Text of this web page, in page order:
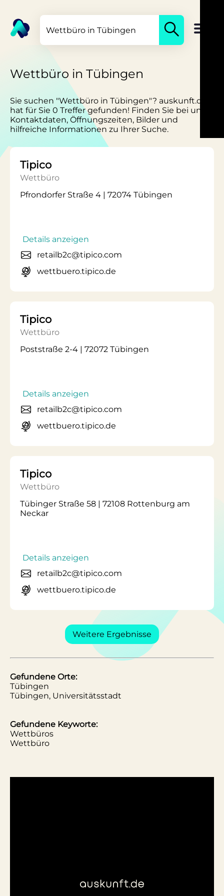
Wettbüro in Tübingen
Sie suchen "Wettbüro in Tübingen"? auskunft.de
hat für Sie 0 Treffer gefunden! Finden Sie bei uns
Kontaktdaten, Öffnungszeiten, Bilder und
hilfreiche Informationen zu Ihrer Suche.
Tipico
Wettbüro
Pfrondorfer Straße 4 | 72074 Tübingen
Details anzeigen
retailb2c@tipico.com
wettbuero.tipico.de
Tipico
Wettbüro
Poststraße 2-4 | 72072 Tübingen
Details anzeigen
retailb2c@tipico.com
wettbuero.tipico.de
Tipico
Wettbüro
Tübinger Straße 58 | 72108 Rottenburg am
Neckar
Details anzeigen
retailb2c@tipico.com
wettbuero.tipico.de
Weitere Ergebnisse
Gefundene Orte:
Tübingen
Tübingen, Universitätsstadt
Gefundene Keyworte:
Wettbüros
Wettbüro